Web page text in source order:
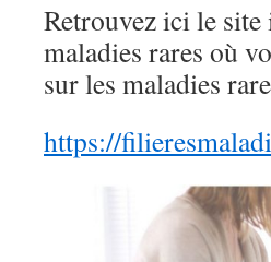
Retrouvez ici le site
maladies rares où
sur les maladies
https://